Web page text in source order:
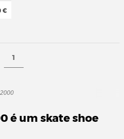
€
1
é um skate shoe